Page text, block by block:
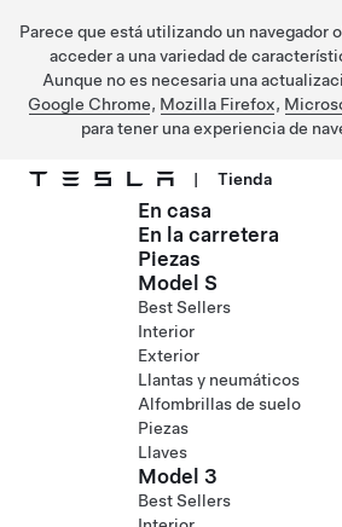
Parece que está utilizando un navegador
acceder a una variedad de
Aunque no es necesaria una
Google Chrome, Mozilla Firefox,
para tener una experiencia de
Ir al contenido principal
| Tienda
En casa
En la carretera
Piezas
Model S
Best Sellers
Interior
Exterior
Llantas y neumáticos
Alfombrillas de suelo
Piezas
Llaves
Model 3
Best Sellers